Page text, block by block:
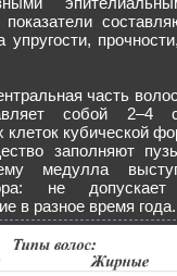
показатели
упругости,
часть
собой 2–4
клеток кубической
заполняют
медулла
не
в разное время года.